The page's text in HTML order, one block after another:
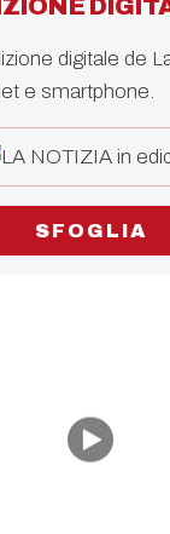
digitale de
e smartphone.
SFOGLIA